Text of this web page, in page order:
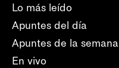
Lo más leído
Apuntes del día
Apuntes de la semana
En vivo